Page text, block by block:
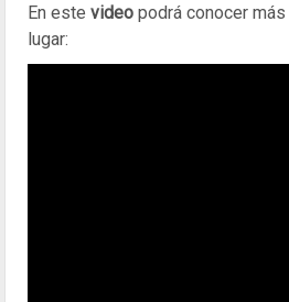
En este video podrá conocer
lugar: